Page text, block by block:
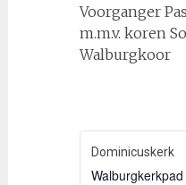
Voorganger
m.m.v. koren
Walburgkoor
Dominicuskerk
Walburgkerkpad